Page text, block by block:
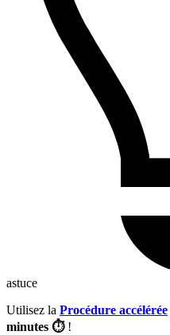
astuce
Utilisez la Procédure accélérée
minutes ⏱!